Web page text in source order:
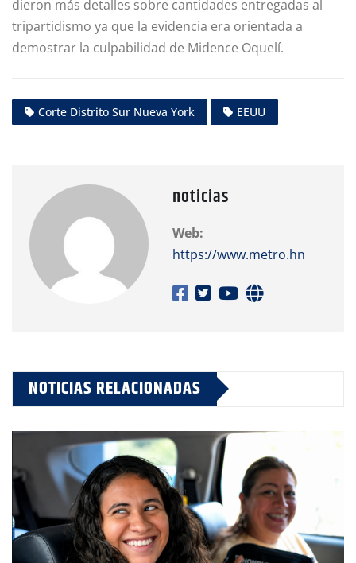
dieron más detalles sobre cantidades entregadas al
tripartidismo ya que la evidencia era orientada a
demostrar la culpabilidad de Midence Oquelí.
Corte Distrito Sur Nueva York EEUU
noticias
Web:
https://www.metro.hn
NOTICIAS RELACIONADAS